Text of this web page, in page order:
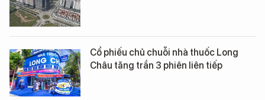
Cổ phiếu chủ chuỗi nhà thuốc Long
Châu tăng trần 3 phiên liên tiếp